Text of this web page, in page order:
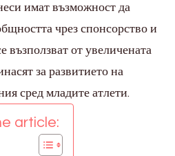
имат възможност да
чрез спонсорство и
възползват от увеличената
за развитието на
сред младите атлети.
article: